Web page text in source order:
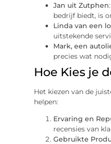
Jan uit Zutphen
bedrijf biedt, is
Linda van een
uitstekende
Mark, een
precies wat
Hoe Kies je
Het kiezen van de
helpen:
Ervaring en
recensies van
Gebruikte